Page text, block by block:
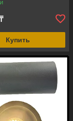
12 Вт, 3000K,
Купить